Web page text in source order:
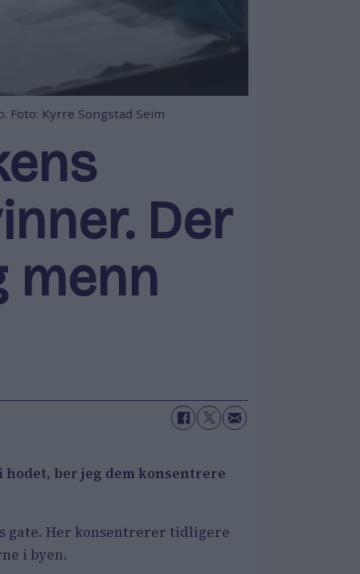
Kyrre Songstad Seim
Der
menn
ber jeg dem konsentrere
gate. Her konsentrerer tidligere
i byen.